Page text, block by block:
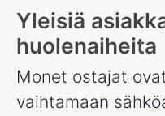
Yleisiä
huolenaiheita
Monet ostajat
vaihtamaan